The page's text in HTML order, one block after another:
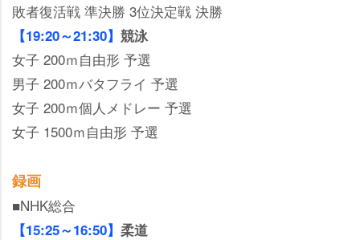
敗者復活戦 準決勝 3位決定戦 決勝
【19:20～21:30】 競泳
女子 200ｍ自由形 予選
男子 200ｍバタフライ 予選
女子 200ｍ個人メドレー 予選
女子 1500ｍ自由形 予選
録画
■NHK総合
【15:25～16:50】 柔道